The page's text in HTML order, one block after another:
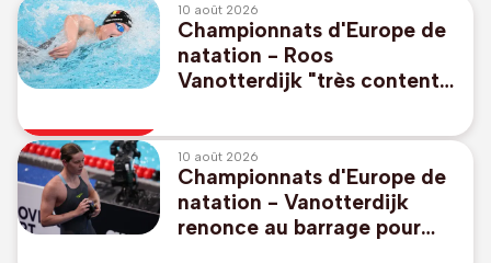
10 août 2026
Championnats d'Europe de
natation - Roos
Vanotterdijk "très contente
Paris
10 août 2026
Championnats d'Europe de
natation - Vanotterdijk
renonce au barrage pour